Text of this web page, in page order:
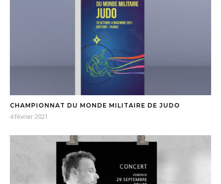
CHAMPIONNAT DU MONDE MILITAIRE DE JUDO
4 février 2021